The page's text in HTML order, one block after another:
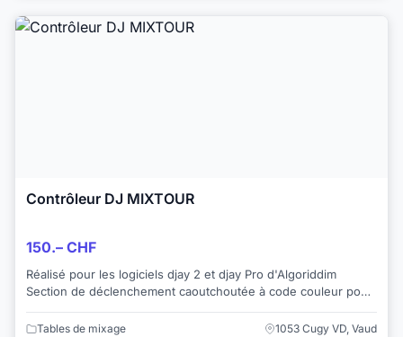
Contrôleur DJ MIXTOUR
150.– CHF
Réalisé pour les logiciels djay 2 et djay Pro d'Algoriddim
Section de déclenchement caoutchoutée à code couleur pour
Tables de mixage 1053 Cugy VD, Vaud